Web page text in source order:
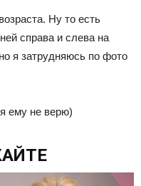
Ну то есть
справа и слева на
я затрудняюсь по фото
ему не верю)